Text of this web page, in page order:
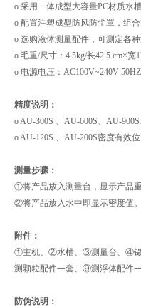
o 采用一体成型大容量PC材质水
o 配置注塑成型防风防尘罩，组
o 选购液体测量配件，可测定各
o 毛重/尺寸：4.5kg/长42.5 cm×宽
o 电源电压：AC100V~240V
精度说明：
o AU-300S 、AU-600S、AU-
o AU-120S 、AU-200S密度有效位
测量步骤：
①将产品放入测量台，显示产品重
②将产品放入水中即显示密度值。
附件：
①主机、②水槽、③测量台、④
测颗粒配件一套、⑨测浮体配件
防伪说明：